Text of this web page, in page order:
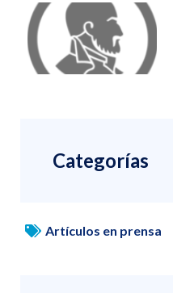
Categorías
Artículos en prensa